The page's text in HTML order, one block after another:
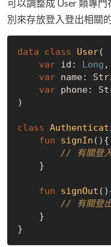
可以調整成 User 類專
別來存放登入登出相關
data class User(
var id: Long ,
var name:
var phone:
)
class
fun
signIn () {
// 有關登
fun signOut ()
// 有關登